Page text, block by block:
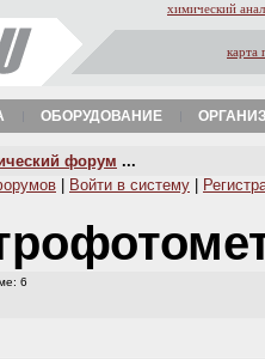
химический
карта
ОБОРУДОВАНИЕ
форум ...
Войти в систему
6